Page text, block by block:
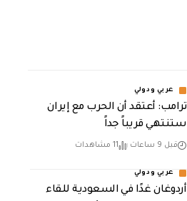
عربي ودولي
‏ترامب: أعتقد أن الحرب مع إيران
ستنتهي قريباً جداً
قبل 9 ساعات 11 مشاهدات
عربي ودولي
أردوغان غدًا في السعودية للقاء